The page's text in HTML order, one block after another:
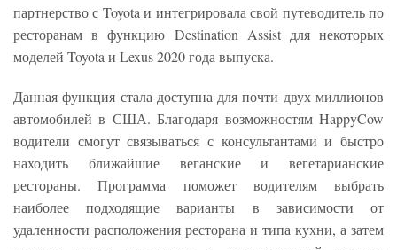
партнерство с Toyota и интегрировала свой путеводитель по
ресторанам в функцию Destination Assist для некоторых
моделей Toyota и Lexus 2020 года выпуска.
Данная функция стала доступна для почти двух миллионов
автомобилей в США. Благодаря возможностям HappyCow
водители смогут связываться с консультантами и быстро
находить ближайшие веганские и вегетарианские
рестораны. Программа поможет водителям выбрать
наиболее подходящие варианты в зависимости от
удаленности расположения ресторана и типа кухни, а затем